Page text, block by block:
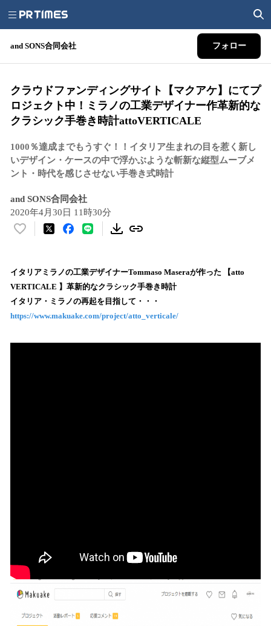
and SONS合同会社 フォロー
クラウドファンディングサイト【マクアケ】にてプ
ロジェクト中！ミラノの工業デザイナー作革新的な
クラシック手巻き時計attoVERTICALE
1000％達成までもうすぐ！！イタリア生まれの目を惹く新し
いデザイン・ケースの中で浮かぶような斬新な縦型ムーブメ
ント・時代を感じさせない手巻き式時計
and SONS合同会社
2020年4月30日 11時30分
い
！
数
を
み
イタリアミラノの工業デザイナーTommaso Maseraが作った 【atto
VERTICALE 】革新的なクラシック手巻き時計
イタリア・ミラノの再起を目指して・・・
https://www.makuake.com/project/atto_verticale/